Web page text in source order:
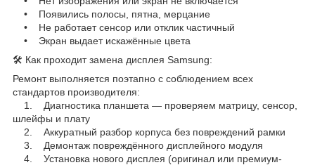
• Появились полосы, пятна, мерцание
• Не работает сенсор или отклик частичный
• Экран выдает искажённые цвета
🛠 Как проходит замена дисплея Samsung:
Ремонт выполняется поэтапно с соблюдением всех
стандартов производителя:
1. Диагностика планшета — проверяем матрицу, сенсор,
шлейфы и плату
2. Аккуратный разбор корпуса без повреждений рамки
3. Демонтаж повреждённого дисплейного модуля
4. Установка нового дисплея (оригинал или премиум-